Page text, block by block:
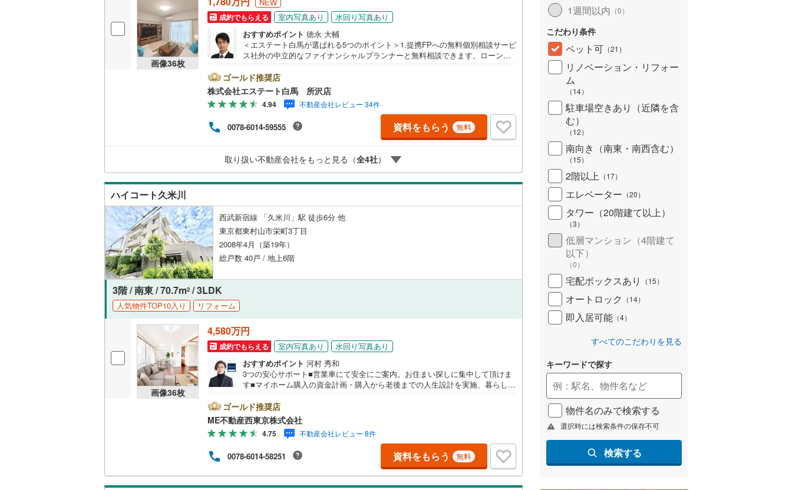
画像36枚
成約でもらえる 室内写真あり
水回り写真あり
おすすめポイント 徳永 大輔
＜エステート白馬が選ばれる5つのポイント＞1.提携FPへの無料個別相談サービ
ス社外の中立的なファイナンシャルプランナーと無料相談できます。ローン返
報が豊富所沢市を中心にたくさんの情報をご用意しております。インターネッ
ト広告前の物件も多数取り揃えております。お客様のご希望エリアをお申し付
けください。3.自社グループでリフォーム、新築請負所沢店の3階はリフォー
ム、注文建築部門の相談スペースです。一級建築士をはじめとした専門スタッ
フがおりますのでご見学とあわせて、リフォームや注文建築についてご相談頂
けます4.年中無休（年末年始除く）で営業しております営業時間 9:30～19:00
この時間はお電話でのお問合わせがスムーズです5.お子様連れでおこしくだ
用意しております。ご見学ご希望の方は、右上の“室内・現地を見学する（無
料）をボタンからご予約ください。
ゴールド推奨店
株式会社エステート白馬 所沢店
4.94 不動産会社レビュー 34件
0078-6014-59555 資料をもらう 無料
取り扱い不動産会社をもっと見る（全4社）
ハイコート久米川
西武新宿線 「久米川」駅 徒歩6分 他
東京都東村山市栄町3丁目
2008年4月（築19年）
総戸数 40戸 / 地上6階
3階 / 南東 / 70.7m2 / 3LDK
人気物件TOP10入り リフォーム
画像36枚
4,580万円
成約でもらえる 室内写真あり
水回り写真あり
おすすめポイント 河村 秀和
3つの安心サポート■営業車にて安全にご案内。お住まい探しに集中して頂けま
す■マイホーム購入の資金計画・購入から老後までの人生設計を実施、暮らしに
は重要ですよね。特殊機材を使用し物件状態を調査致しますご来店特典■FP相
談キャッシュフローの作成無料でできます■未公開の物件情報をご紹介■弊社仲
介にてご契約頂くと1万円から最大10万円のご紹介料をお支払い！詳しくはスタ
ッフ迄 都内有数の1棟ビル大型店舗開店！■西武新宿線『田無駅』徒歩3分の好
立地！ それでもちょっとな？という方はご自宅へ『無料送迎サービス』実施し
ております！■チャイルドスペース、ベビーベッド、ミルク用浄水サーバー、紙
おむつ、アメニティ、大型個室ブース4部屋、各ブースモニター等完備しており
ます！
ゴールド推奨店
ME不動産西東京株式会社
4.75 不動産会社レビュー 8件
0078-6014-58251 資料をもらう 無料
1週間以内 （0）
こだわり条件
ペット可 （21 ）
リノベーション・リフォー
ム
（14）
駐車場空きあり（近隣を含
む）
（12）
南向き（南東・南西含む）
（15）
2階以上 （17）
エレベーター （20）
タワー（20階建て以上）
（3）
低層マンション（4階建て
以下）
（0）
宅配ボックスあり （15）
オートロック （14）
即入居可能 （4）
すべてのこだわりを見る
キーワードで探す
物件名のみで検索する
選択時には検索条件の保存不可
検索する